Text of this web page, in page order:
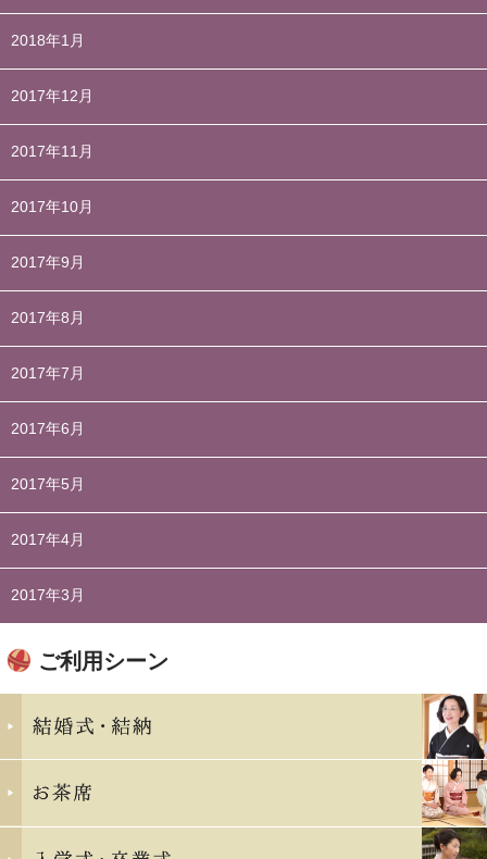
2018年1月
2017年12月
2017年11月
2017年10月
2017年9月
2017年8月
2017年7月
2017年6月
2017年5月
2017年4月
2017年3月
ご利用シーン